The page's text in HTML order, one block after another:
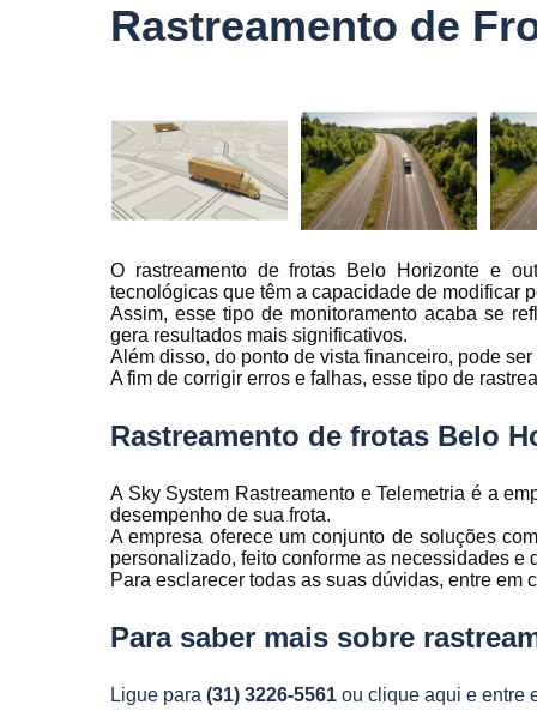
veículo
veiculares
carro
automotivos
de
de carros
para
de frota
veicular
fadiga
Rastreamento de
O rastreamento de frotas Belo Horizonte e
tecnológicas que têm a capacidade de modificar
Assim, esse tipo de monitoramento acaba se
gera resultados mais significativos.
Além disso, do ponto de vista financeiro, pode
A fim de corrigir erros e falhas, esse tipo de
Rastreamento de frotas Belo
A Sky System Rastreamento e Telemetria é a
desempenho de sua frota.
A empresa oferece um conjunto de soluções
personalizado, feito conforme as necessidades e
Para esclarecer todas as suas dúvidas, entre em
Para saber mais sobre
Ligue para (31) 3226-5561 ou clique aqui e entre